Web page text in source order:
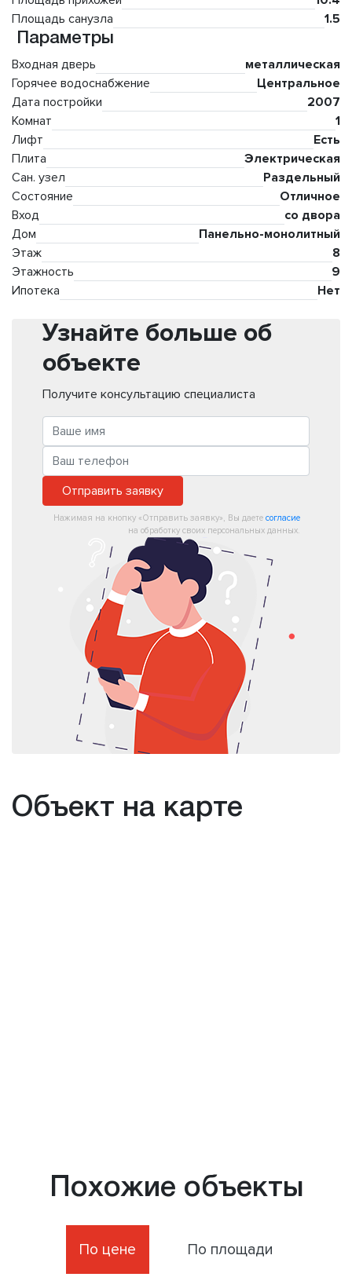
Площадь санузла
1.5
Параметры
Входная дверь
металлическая
Горячее водоснабжение
Центральное
Дата постройки
2007
Комнат
1
Лифт
Есть
Плита
Электрическая
Сан. узел
Раздельный
Состояние
Отличное
Вход
со двора
Дом
Панельно-монолитный
Этаж
8
Этажность
9
Ипотека
Нет
Узнайте больше об
объекте
Получите консультацию специалиста
Отправить заявку
Нажимая на кнопку «Отправить заявку», Вы даете согласие
на обработку своих персональных данных.
Объект на карте
Похожие объекты
По цене По площади